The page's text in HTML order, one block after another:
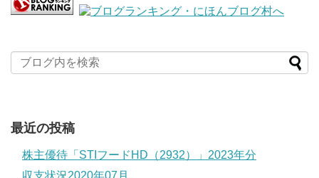
最近の投稿
株主優待「STIフードHD（2932）」2023年分